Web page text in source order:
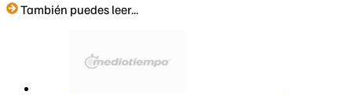
También puedes leer...